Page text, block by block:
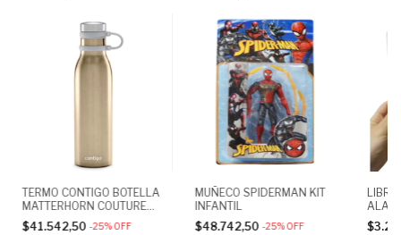
TERMO CONTIGO BOTELLA
MATTERHORN COUTURE
591 ML CHARDONNAY
$41.542,50 -25%OFF
MUÑECO SPIDERMAN KIT
INFANTIL
$48.742,50 -25%OFF